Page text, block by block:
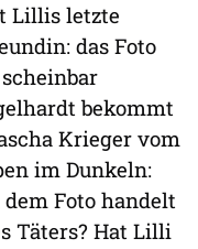
Lillis letzte
das Foto
bekommt
Krieger vom
im Dunkeln:
Foto handelt
Täters? Hat Lilli